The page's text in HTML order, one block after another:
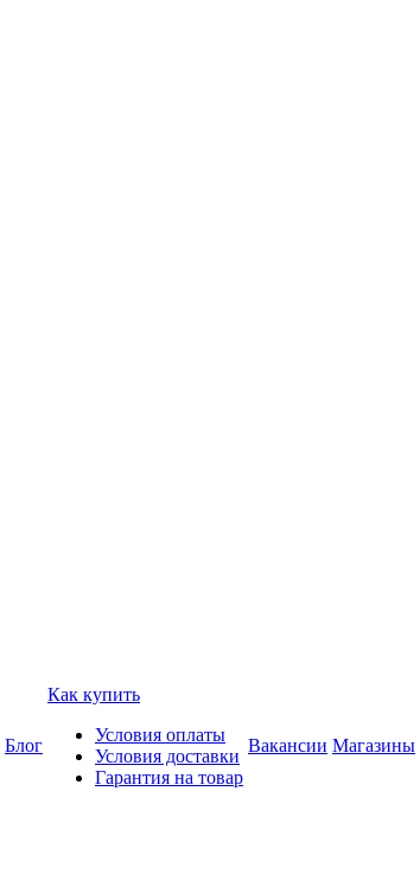
Блог
Как купить
Условия оплаты
Условия доставки
Гарантия на товар
Вакансии Магазины